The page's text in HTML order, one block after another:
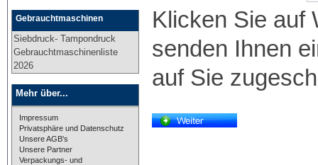
Gebrauchtmaschinen
Siebdruck- Tampondruck
Gebrauchtmaschinenliste
2026
Mehr über...
Impressum
Privatsphäre und Datenschutz
Unsere AGB's
Unsere Partner
Verpackungs- und
Klicken Sie auf
senden Ihnen
auf Sie